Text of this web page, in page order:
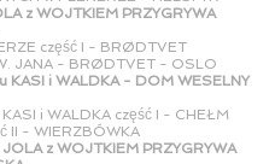
z WOJTKIEM PRZYGRYWA
część I - BRØDTVET
JANA - BRØDTVET - OSLO
KASI i WALDKA - DOM WESELNY
i WALDKA część I - CHEŁM
II - WIERZBÓWKA
z WOJTKIEM PRZYGRYWA